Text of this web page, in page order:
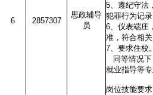
6 2857307
思政辅导
员
5、遵纪守法
犯罪行为记录
6、仪表端庄
准，符合相关
7、要求住校。
同等情况下
就业指导等
岗位技能要求